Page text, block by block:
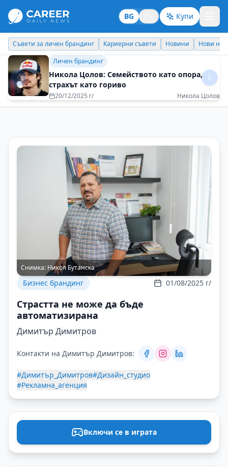
BG Купи
Кариерни съвети Новини Нови назначения Днес празнува
Идеи отвъд границите
Мисленето на всеки един от нас се променя
при досега с нова култура
08/07/2025 г/ Ирена Комитова
Снимка: Никол Бутанска
Бизнес брандинг 01/08/2025 г/
Страстта не може да бъде
автоматизирана
Димитър Димитров
Контакти на Димитър Димитров:
#Димитър_Димитров#Дизайн_студио
#Рекламна_агенция
Включи се в играта